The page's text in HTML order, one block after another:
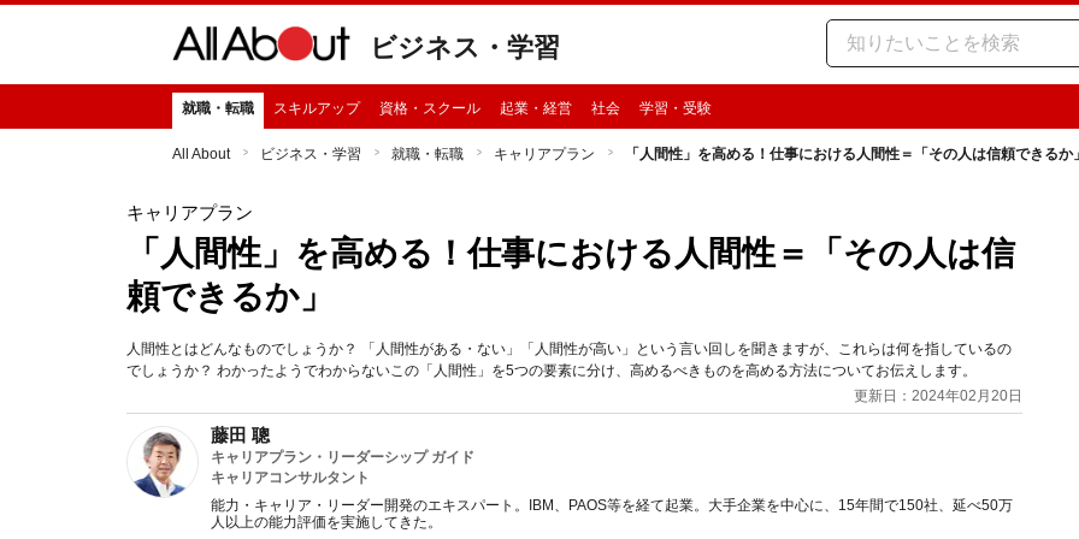
ビジネス・学習
就職・転職 スキルアップ 資格・スクール 起業・経営 社会 学習・受験
All About ビジネス・学習 就職・転職 キャリアプラン 「人間性」を高める！仕事における人間性＝「その人は信頼できるか
キャリアプラン
「人間性」を高める！仕事における人間性＝「その人は信
頼できるか」
人間性とはどんなものでしょうか？ 「人間性がある・ない」「人間性が高い」という言い回しを聞きますが、これらは何を指しているの
でしょうか？ わかったようでわからないこの「人間性」を5つの要素に分け、高めるべきものを高める方法についてお伝えします。
更新日：2024年02月20日
藤田 聰
キャリアプラン・リーダーシップ ガイド
キャリアコンサルタント
能力・キャリア・リーダー開発のエキスパート。IBM、PAOS等を経て起業。大手企業を中心に、15年間で150社、延べ50万
人以上の能力評価を実施してきた。